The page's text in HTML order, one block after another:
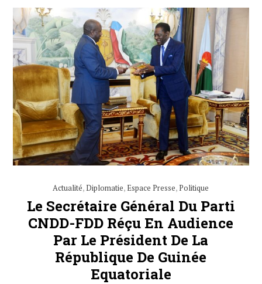
Actualité,Diplomatie,Espace Presse,Politique
Le Secrétaire Général Du Parti
CNDD-FDD Réçu En Audience
Par Le Président De La
République De Guinée
Equatoriale